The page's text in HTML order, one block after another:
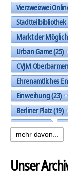
Vierzweizwei
Markt der
Urban Game(25)
CVJM
Ehrenamtliches
Einweihung(23)
Berliner Platz(19)
Musik(19)
Spielplatz
Die Wüste Lebt!
mehr davon...
Unser